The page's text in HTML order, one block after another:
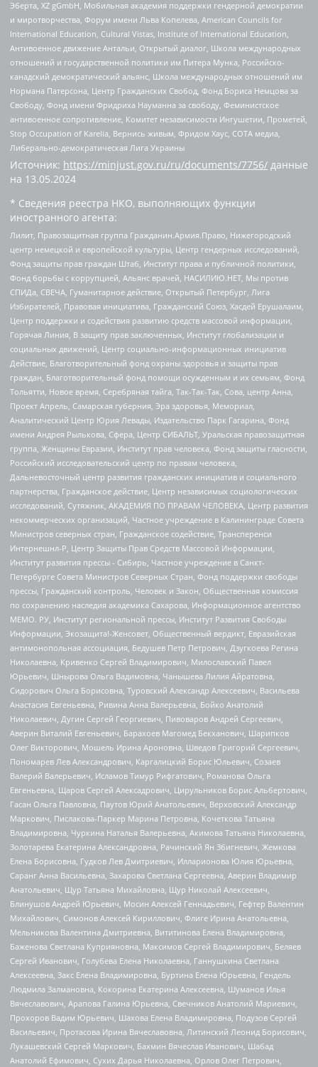
Эберта, XZ gGmbH, Мобильная академия поддержки гендерной демократии
и миротворчества, Форум имени Льва Копелева, American Councils for
International Education, Cultural Vistas, Institute of International Education,
Антивоенное движение Антальи, Открытый диалог, Школа международных
отношений и государственной политики им Питера Мунка, Российско-
канадский демократический альянс, Школа международных отношений им
Нормана Патерсона, Центр Гражданских Свобод, Фонд Бориса Немцова за
Свободу, Фонд имени Фридриха Науманна за свободу, Феминистское
антивоенное сопротивление, Комитет независимости Ингушетии, Прометей,
Stop Occupation of Karelia, Вернись живым, Фридом Хаус, СОТА медиа,
Либерально-демократическая Лига Украины
Источник: https://minjust.gov.ru/ru/documents/7756/ данные
на 13.05.2024
* Сведения реестра НКО, выполняющих функции
иностранного агента:
Лилит, Правозащитная группа Гражданин.Армия.Право, Нижегородский
центр немецкой и европейской культуры, Центр гендерных исследований,
Фонд защиты прав граждан Штаб, Институт права и публичной политики,
Фонд борьбы с коррупцией, Альянс врачей, НАСИЛИЮ.НЕТ, Мы против
СПИДа, СВЕЧА, Гуманитарное действие, Открытый Петербург, Лига
Избирателей, Правовая инициатива, Гражданский Союз, Хасдей Ерушалаим,
Центр поддержки и содействия развитию средств массовой информации,
Горячая Линия, В защиту прав заключенных, Институт глобализации и
социальных движений, Центр социально-информационных инициатив
Действие, Благотворительный фонд охраны здоровья и защиты прав
граждан, Благотворительный фонд помощи осужденным и их семьям, Фонд
Тольятти, Новое время, Серебряная тайга, Так-Так-Так, Сова, центр Анна,
Проект Апрель, Самарская губерния, Эра здоровья, Мемориал,
Аналитический Центр Юрия Левады, Издательство Парк Гагарина, Фонд
имени Андрея Рылькова, Сфера, Центр СИБАЛЬТ, Уральская правозащитная
группа, Женщины Евразии, Институт прав человека, Фонд защиты гласности,
Российский исследовательский центр по правам человека,
Дальневосточный центр развития гражданских инициатив и социального
партнерства, Гражданское действие, Центр независимых социологических
исследований, Сутяжник, АКАДЕМИЯ ПО ПРАВАМ ЧЕЛОВЕКА, Центр развития
некоммерческих организаций, Частное учреждение в Калининграде Совета
Министров северных стран, Гражданское содействие, Трансперенси
Интернешнл-Р, Центр Защиты Прав Средств Массовой Информации,
Институт развития прессы - Сибирь, Частное учреждение в Санкт-
Петербурге Совета Министров Северных Стран, Фонд поддержки свободы
прессы, Гражданский контроль, Человек и Закон, Общественная комиссия
по сохранению наследия академика Сахарова, Информационное агентство
МЕМО. РУ, Институт региональной прессы, Институт Развития Свободы
Информации, Экозащита!-Женсовет, Общественный вердикт, Евразийская
антимонопольная ассоциация, Бедушев Петр Петрович, Дзугкоева Регина
Николаевна, Кривенко Сергей Владимирович, Милославский Павел
Юрьевич, Шнырова Ольга Вадимовна, Чанышева Лилия Айратовна,
Сидорович Ольга Борисовна, Туровский Александр Алексеевич, Васильева
Анастасия Евгеньевна, Ривина Анна Валерьевна, Бойко Анатолий
Николаевич, Дугин Сергей Георгиевич, Пивоваров Андрей Сергеевич,
Аверин Виталий Евгеньевич, Барахоев Магомед Бекханович, Шарипков
Олег Викторович, Мошель Ирина Ароновна, Шведов Григорий Сергеевич,
Пономарев Лев Александрович, Каргалицкий Борис Юльевич, Созаев
Валерий Валерьевич, Исламов Тимур Рифгатович, Романова Ольга
Евгеньевна, Щаров Сергей Алексадрович, Цирульников Борис Альбертович,
Гасан Ольга Павловна, Паутов Юрий Анатольевич, Верховский Александр
Маркович, Пислакова-Паркер Марина Петровна, Кочеткова Татьяна
Владимировна, Чуркина Наталья Валерьевна, Акимова Татьяна Николаевна,
Золотарева Екатерина Александровна, Рачинский Ян Збигневич, Жемкова
Елена Борисовна, Гудков Лев Дмитриевич, Илларионова Юлия Юрьевна,
Саранг Анна Васильевна, Захарова Светлана Сергеевна, Аверин Владимир
Анатольевич, Щур Татьяна Михайловна, Щур Николай Алексеевич,
Блинушов Андрей Юрьевич, Мосин Алексей Геннадьевич, Гефтер Валентин
Михайлович, Симонов Алексей Кириллович, Флиге Ирина Анатольевна,
Мельникова Валентина Дмитриевна, Вититинова Елена Владимировна,
Баженова Светлана Куприяновна, Максимов Сергей Владимирович, Беляев
Сергей Иванович, Голубева Елена Николаевна, Ганнушкина Светлана
Алексеевна, Закс Елена Владимировна, Буртина Елена Юрьевна, Гендель
Людмила Залмановна, Кокорина Екатерина Алексеевна, Шуманов Илья
Вячеславович, Арапова Галина Юрьевна, Свечников Анатолий Мариевич,
Прохоров Вадим Юрьевич, Шахова Елена Владимировна, Подузов Сергей
Васильевич, Протасова Ирина Вячеславовна, Литинский Леонид Борисович,
Лукашевский Сергей Маркович, Бахмин Вячеслав Иванович, Шабад
Анатолий Ефимович, Сухих Дарья Николаевна, Орлов Олег Петрович,